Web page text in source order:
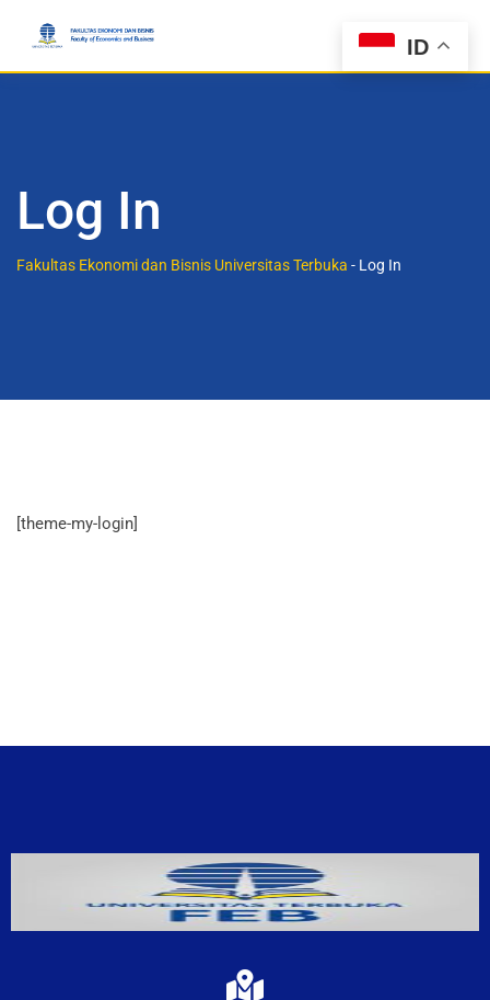
Log In
Fakultas Ekonomi dan Bisnis Universitas Terbuka - Log In
[theme-my-login]
ID